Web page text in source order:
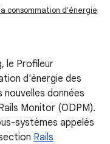
consommation d'énergie
le Profileur
d'énergie des
données
Monitor (ODPM).
systèmes appelés
Rails